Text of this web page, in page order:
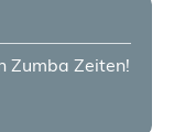
Zumba Zeiten!